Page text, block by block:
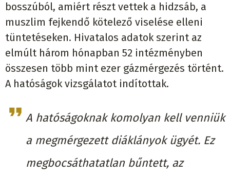
bosszúból, amiért részt vettek a hidzsáb, a
muszlim fejkendő kötelező viselése elleni
tüntetéseken. Hivatalos adatok szerint az
elmúlt három hónapban 52 intézményben
összesen több mint ezer gázmérgezés történt.
A hatóságok vizsgálatot indítottak.
A hatóságoknak komolyan kell venniük
a megmérgezett diáklányok ügyét. Ez
megbocsáthatatlan bűntett, az